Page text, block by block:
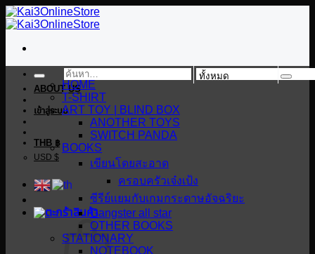
ข้าม
ไป
เนื้อหา
ค้นหา:
ABOUT US
เข้าสู่ระบบ
THB ฿
USD $
HOME
T-SHIRT
ART TOY | BLIND BOX
ANOTHER TOYS
SWITCH PANDA
BOOKS
เขียนโดยสะอาด
ครอบครัวเจ๋งเป้ง
ซีรีย์แยมกับเกมกระดาษอัจฉริยะ
Gangster all star
OTHER BOOKS
STATIONARY
NOTEBOOK